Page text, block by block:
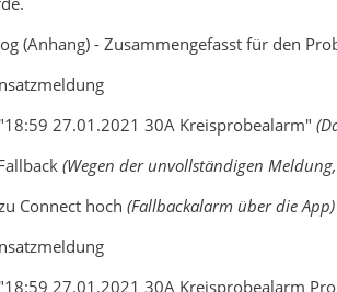
(Anhang) - Zusammengefasst für den
27.01.2021 30A Kreisprobealarm"
(Wegen der unvollständigen
Connect hoch (Fallbackalarm über die App)
27.01.2021 30A Kreisprobealarm